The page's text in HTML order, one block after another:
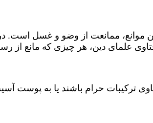
موانع، ممانعت از وضو و غسل است.
علمای دین، هر چیزی که مانع از
حرام باشند یا به پوست آسیب